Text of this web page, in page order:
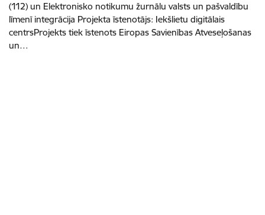
(112) un Elektronisko notikumu žurnālu valsts un pašvaldību
līmenī integrācija Projekta īstenotājs: Iekšlietu digitālais
centrsProjekts tiek īstenots Eiropas Savienības Atveseļošanas
un…